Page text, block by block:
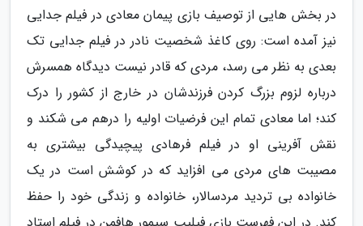
در بخش هایی از توصیف بازی پیمان معادی در فیلم جدایی
نیز آمده است: روی کاغذ شخصیت نادر در فیلم جدایی تک
بعدی به نظر می رسد، مردی که قادر نیست دیدگاه همسرش
درباره لزوم بزرگ کردن فرزندشان در خارج از کشور را درک
کند؛ اما معادی تمام این فرضیات اولیه را درهم می شکند و
نقش آفرینی او در فیلم فرهادی پیچیدگی بیشتری به
مصیبت های مردی می افزاید که در کوشش است در یک
خانواده بی تردید مردسالار، خانواده و زندگی خود را حفظ